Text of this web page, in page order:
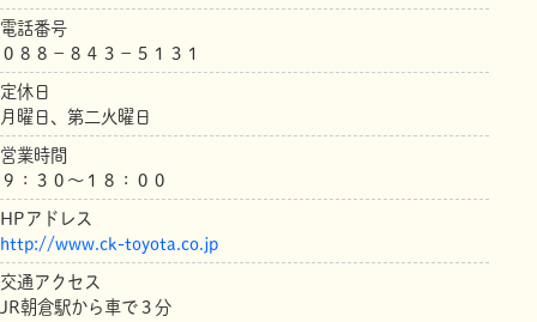
電話番号
０８８－８４３－５１３１
定休日
月曜日、第二火曜日
営業時間
９：３０～１８：００
HPアドレス
http://www.ck-toyota.co.jp
交通アクセス
JR朝倉駅から車で３分